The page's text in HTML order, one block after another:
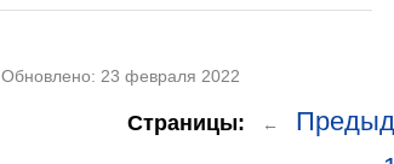
Обновлено: 23 февраля 2022
Страницы: ←